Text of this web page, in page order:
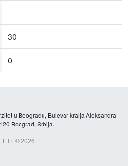
30
0
u Beogradu, Bulevar kralja Aleksandra
Beograd, Srbija.
ETF © 2026